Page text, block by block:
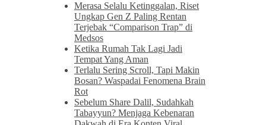
Merasa Selalu Ketinggalan, Riset
Ungkap Gen Z Paling Rentan
Terjebak “Comparison Trap” di
Medsos
Ketika Rumah Tak Lagi Jadi
Tempat Yang Aman
Terlalu Sering Scroll, Tapi Makin
Bosan? Waspadai Fenomena Brain
Rot
Sebelum Share Dalil, Sudahkah
Tabayyun? Menjaga Kebenaran